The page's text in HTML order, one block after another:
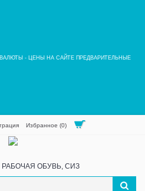
- ЦЕНЫ НА САЙТЕ ПРЕДВАРИТЕЛЬНЫЕ
Избранное (0)
ОБУВЬ, СИЗ